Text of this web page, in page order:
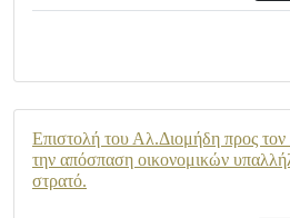
Επιστολή του Αλ.Διομήδη προς τον
την απόσπαση οικονομικών
στρατό.